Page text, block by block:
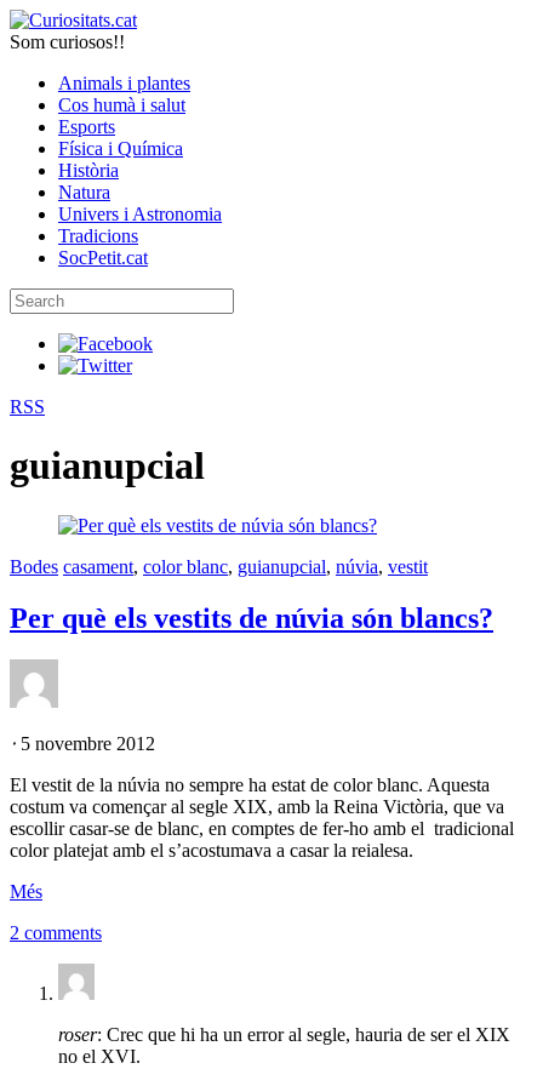
Som curiosos!!
Animals i plantes
Cos humà i salut
Esports
Física i Química
Història
Natura
Univers i Astronomia
Tradicions
SocPetit.cat
RSS
guianupcial
Bodes casament, color blanc, guianupcial, núvia, vestit
Per què els vestits de núvia són blancs?
⋅ 5 novembre 2012
El vestit de la núvia no sempre ha estat de color blanc. Aquesta
costum va començar al segle XIX, amb la Reina Victòria, que va
escollir casar-se de blanc, en comptes de fer-ho amb el tradicional
color platejat amb el s’acostumava a casar la reialesa.
Més
2 comments
roser: Crec que hi ha un error al segle, hauria de ser el XIX
no el XVI.